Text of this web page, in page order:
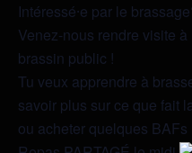
Intéressé⸱e par le
Venez-nous rendre visite
brassin public !
Tu veux apprendre à
savoir plus sur ce que fait
ou acheter quelques BAFs